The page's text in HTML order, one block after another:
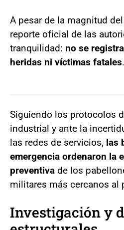
A pesar de la magnitud
reporte oficial de las
tranquilidad: no se
heridas ni víctimas fatales.
Siguiendo los protocolos
industrial y ante la
las redes de servicios, las
emergencia ordenaron la
preventiva de los
militares más cercanos al
Investigación y